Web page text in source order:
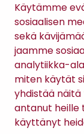
Käytämme
sosiaalisen
sekä
jaamme
analytiikka-
miten käytät
yhdistää näitä
antanut heille
käyttänyt